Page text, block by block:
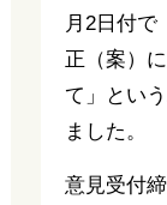
月2日付で
正（案）
て」とい
ました。
意見受付